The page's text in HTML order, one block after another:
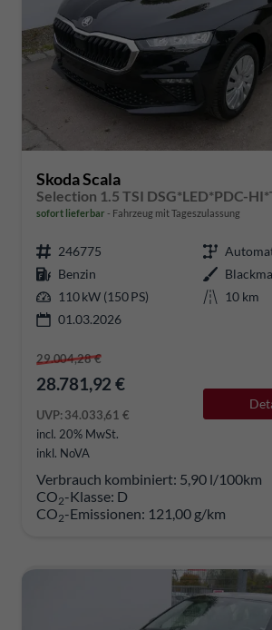
Skoda Scala
sofort lieferbar Fahrzeug mit Tageszulassung
246775
Benzin
110 kW (150 PS)
10 km
01.03.2026
29.004,28 €
28.781,92 €
UVP:34.033,61 €
incl. 20% MwSt.
inkl. NoVA
Verbrauch kombiniert: 5,90 l/100km
CO2-Klasse: D
CO2-Emissionen: 121,00 g/km